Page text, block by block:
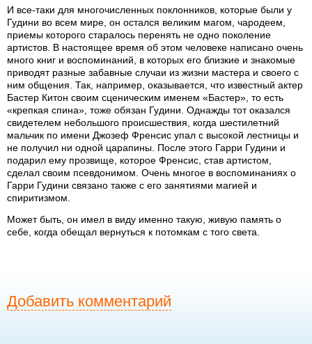
И все-таки для многочисленных поклонников, которые были у
Гудини во всем мире, он остался великим магом, чародеем,
приемы которого старалось перенять не одно поколение
артистов. В настоящее время об этом человеке написано очень
много книг и воспоминаний, в которых его близкие и знакомые
приводят разные забавные случаи из жизни мастера и своего с
ним общения. Так, например, оказывается, что известный актер
Бастер Китон своим сценическим именем «Бастер», то есть
«крепкая спина», тоже обязан Гудини. Однажды тот оказался
свидетелем небольшого происшествия, когда шестилетний
мальчик по имени Джозеф Френсис упал с высокой лестницы и
не получил ни одной царапины. После этого Гарри Гудини и
подарил ему прозвище, которое Френсис, став артистом,
сделал своим псевдонимом. Очень многое в воспоминаниях о
Гарри Гудини связано также с его занятиями магией и
спиритизмом.
Может быть, он имел в виду именно такую, живую память о
себе, когда обещал вернуться к потомкам с того света.
Добавить комментарий